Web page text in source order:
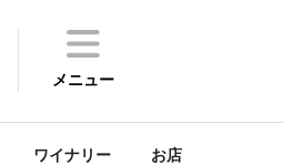
メニュー
ワイナリー お店